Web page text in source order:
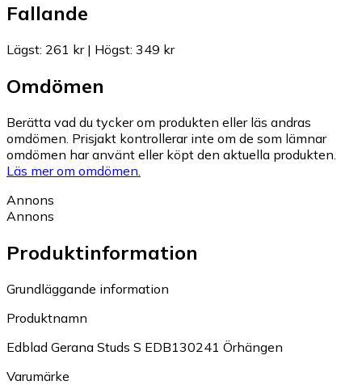
Fallande
Lägst: 261 kr| Högst: 349 kr
Omdömen
Berätta vad du tycker om produkten eller läs andras
omdömen. Prisjakt kontrollerar inte om de som lämnar
omdömen har använt eller köpt den aktuella produkten.
Läs mer om omdömen.
Annons
Annons
Produktinformation
Grundläggande information
Produktnamn
Edblad Gerana Studs S EDB130241 Örhängen
Varumärke